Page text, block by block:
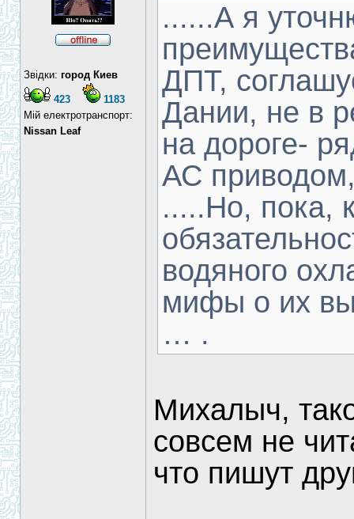
Звідки: город Киев
423
1183
Мій електротранспорт:
Nissan Leaf
......А я
ДПТ,
Дании, не в
на дороге-
АС
.....Но, пока,
водяного
мифы о их
… .
Михалыч,
совсем не
что пишут